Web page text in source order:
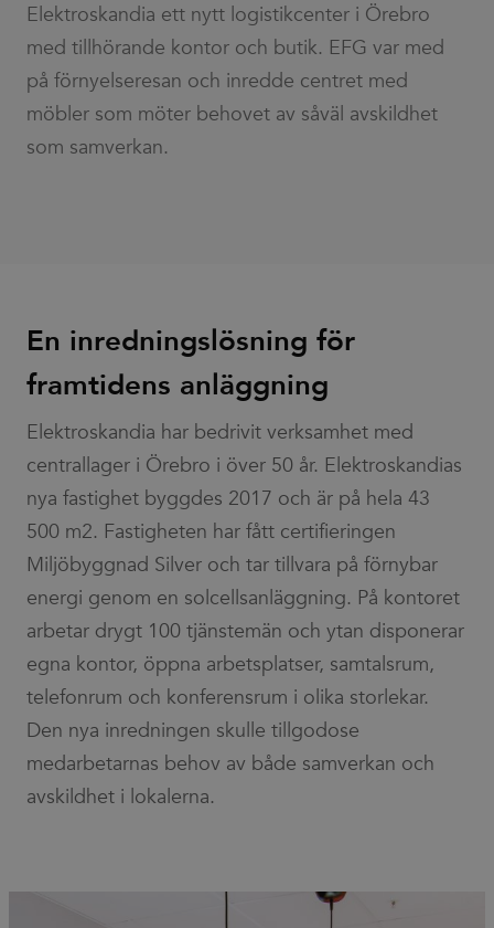
Hitta
Support
Elektroskandia ett nytt logistikcenter i Örebro
med tillhörande kontor och butik. EFG var med
på förnyelseresan och inredde centret med
möbler som möter behovet av såväl avskildhet
som samverkan.
En inredningslösning för
framtidens anläggning
Elektroskandia har bedrivit verksamhet med
centrallager i Örebro i över 50 år. Elektroskandias
nya fastighet byggdes 2017 och är på hela 43
500 m2. Fastigheten har fått certifieringen
Miljöbyggnad Silver och tar tillvara på förnybar
energi genom en solcellsanläggning. På kontoret
arbetar drygt 100 tjänstemän och ytan disponerar
egna kontor, öppna arbetsplatser, samtalsrum,
telefonrum och konferensrum i olika storlekar.
Den nya inredningen skulle tillgodose
medarbetarnas behov av både samverkan och
avskildhet i lokalerna.